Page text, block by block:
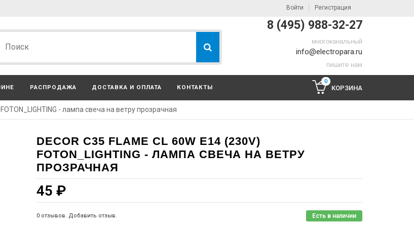
Войти Регистрация
8 (495) 988-32-27
многоканальный
info@electropara.ru
пишите нам
РАСПРОДАЖА ДОСТАВКА И ОПЛАТА КОНТАКТЫ
0
КОРЗИНА
- лампа свеча на ветру прозрачная
DECOR С35 FLAME CL 60W E14 (230V)
FOTON_LIGHTING - ЛАМПА СВЕЧА НА ВЕТРУ
ПРОЗРАЧНАЯ
45 ₽
0 отзывов. Добавить отзыв. Есть в наличии